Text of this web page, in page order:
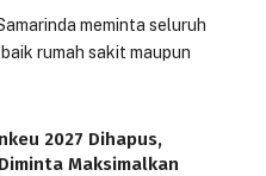
meminta seluruh
rumah sakit maupun
2027 Dihapus,
Maksimalkan